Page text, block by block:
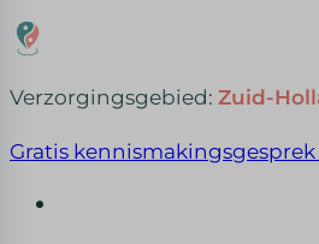
Verzorgingsgebied: Zuid-
Gratis